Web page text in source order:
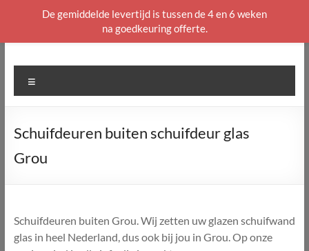
naar
Schuifdeuren buiten schuifdeur glas
Grou
Schuifdeuren buiten Grou. Wij zetten uw glazen schuifwand
glas in heel Nederland, dus ook bij jou in Grou. Op onze
De gemiddelde levertijd is tussen de 4 en 6 weken
na goedkeuring offerte.